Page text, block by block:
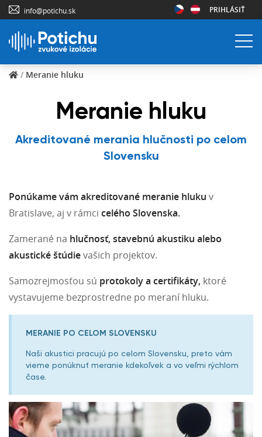
info@potichu.sk PRIHLÁSIŤ
/ Meranie hluku
Meranie hluku
Akreditované merania hlučnosti po celom
Slovensku
Ponúkame vám akreditované meranie hluku v
Bratislave, aj v rámci celého Slovenska.
Zamerané na hlučnosť, stavebnú akustiku alebo
akustické štúdievašich projektov.
Samozrejmosťou sú protokoly a certifikáty, ktoré
vystavujeme bezprostredne po meraní hluku.
MERANIE PO CELOM SLOVENSKU
Naši akustici pracujú po celom Slovensku, preto vám
vieme ponúknuť meranie kdekoľvek a vo veľmi rýchlom
čase.